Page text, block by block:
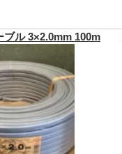
ブル 3×2.0mm 100m